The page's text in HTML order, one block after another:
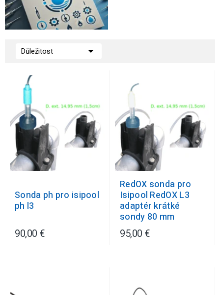
Důležitost 
Sonda ph pro isipool
ph l3
90,00 €
RedOX sonda pro
Isipool RedOX L3
adaptér krátké
sondy 80 mm
95,00 €